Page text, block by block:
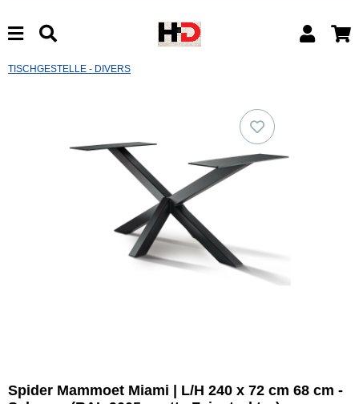
TISCHGESTELLE - DIVERS
Spider Mammoet Miami | L/H 240 x 72 cm 68 cm -